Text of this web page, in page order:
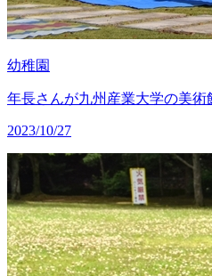
幼稚園
年長さんが九州産業大学の美術
2023/10/27